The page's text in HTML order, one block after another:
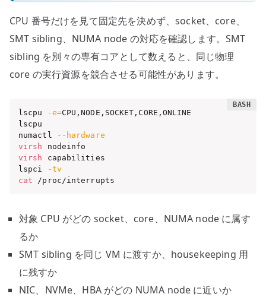
CPU 番号だけを見て固定先を決めず、socket、core、
SMT sibling、NUMA node の対応を確認します。SMT
sibling を別々の専有コアとして数えると、同じ物理
core の実行資源を競合させる可能性があります。
lscpu -e=CPU,NODE,SOCKET,CORE,ONLINE
lscpu
numactl
--hardware
virsh
virsh capabilities
lspci
-tv
cat /proc/interrupts
対象 CPU がどの socket、core、NUMA node に属す
るか
SMT sibling を同じ VM に渡すか、housekeeping 用
に残すか
NIC、NVMe、HBA がどの NUMA node に近いか